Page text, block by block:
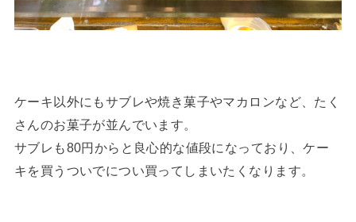
ケーキ以外にもサブレや焼き菓子やマカロンなど、たく
さんのお菓子が並んでいます。
サブレも80円からと良心的な値段になっており、ケー
キを買うついでについ買ってしまいたくなります。